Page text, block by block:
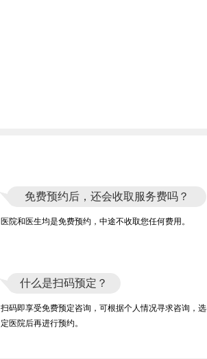
免费预约后，还会收取服务费吗？
医院和医生均是免费预约，中途不收取您任何费用。
什么是扫码预定？
扫码即享受免费预定咨询，可根据个人情况寻求咨询，选
定医院后再进行预约。